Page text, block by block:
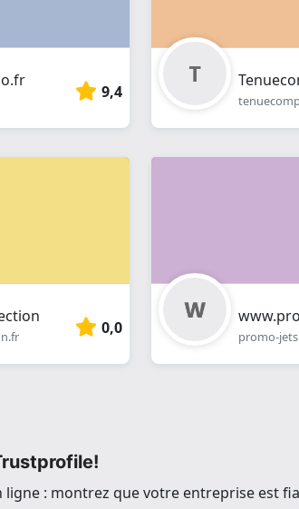
9,4
0,0 promo-
: montrez que votre entreprise est